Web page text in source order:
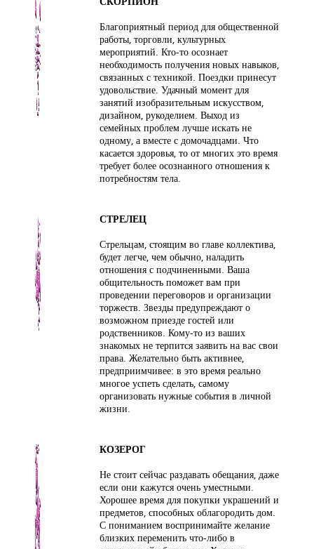
Благоприятный период для общественной
работы, торговли, культурных
мероприятий. Кто-то осознает
необходимость получения новых навыков,
связанных с техникой. Поездки принесут
удовольствие. Удачный момент для
занятий изобразительным искусством,
дизайном, рукоделием. Выход из
семейных проблем лучше искать не
одному, а вместе с домочадцами. Что
касается здоровья, то от многих это время
требует более осознанного отношения к
потребностям тела.
СТРЕЛЕЦ
Стрельцам, стоящим во главе коллектива,
будет легче, чем обычно, наладить
отношения с подчиненными. Ваша
общительность поможет вам при
проведении переговоров и организации
торжеств. Звезды предупреждают о
возможном приезде гостей или
родственников. Кому-то из ваших
знакомых не терпится заявить на вас свои
права. Желательно быть активнее,
предприимчивее: в это время реально
многое успеть сделать, самому
организовать нужные события в личной
жизни.
КОЗЕРОГ
Не стоит сейчас раздавать обещания, даже
если они кажутся очень уместными.
Хорошее время для покупки украшений и
предметов, способных облагородить дом.
С пониманием воспринимайте желание
близких переменить что-либо в